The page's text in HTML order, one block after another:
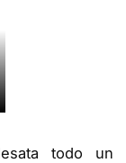
todo un